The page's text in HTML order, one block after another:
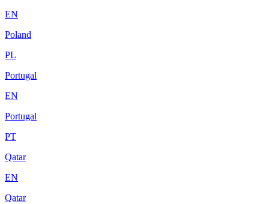
EN
Poland
PL
Portugal
EN
Portugal
PT
Qatar
EN
Qatar